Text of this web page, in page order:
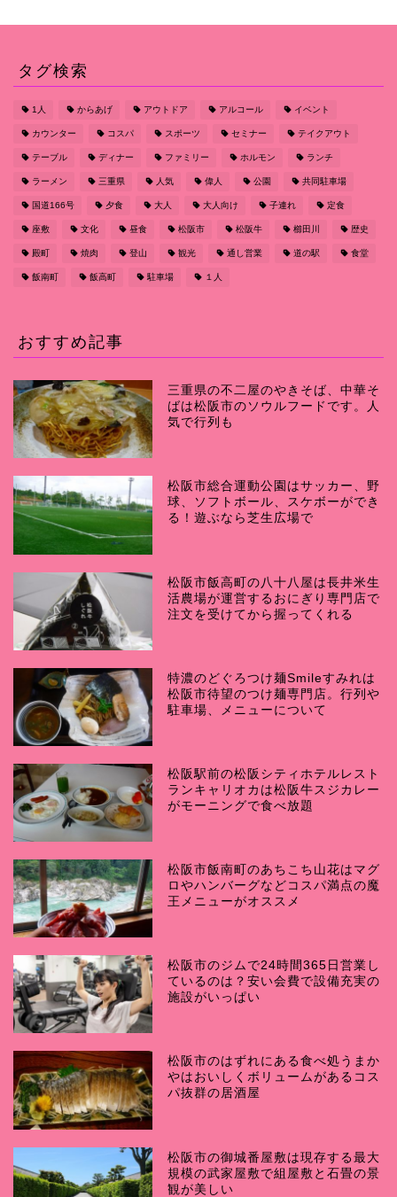
タグ検索
1人 からあげ アウトドア アルコール イベント
カウンター コスパ スポーツ セミナー テイクアウト
テーブル ディナー ファミリー ホルモン ランチ
ラーメン 三重県 人気 偉人 公園 共同駐車場
国道166号 夕食 大人 大人向け 子連れ 定食
座敷 文化 昼食 松阪市 松阪牛 櫛田川 歴史
殿町 焼肉 登山 観光 通し営業 道の駅 食堂
飯南町 飯高町 駐車場 １人
おすすめ記事
三重県の不二屋のやきそば、中華そ
ばは松阪市のソウルフードです。人
気で行列も
松阪市総合運動公園はサッカー、野
球、ソフトボール、スケボーができ
る！遊ぶなら芝生広場で
松阪市飯高町の八十八屋は長井米生
活農場が運営するおにぎり専門店で
注文を受けてから握ってくれる
特濃のどぐろつけ麺Smileすみれは
松阪市待望のつけ麺専門店。行列や
駐車場、メニューについて
松阪駅前の松阪シティホテルレスト
ランキャリオカは松阪牛スジカレー
がモーニングで食べ放題
松阪市飯南町のあちこち山花はマグ
ロやハンバーグなどコスパ満点の魔
王メニューがオススメ
松阪市のジムで24時間365日営業し
ているのは？安い会費で設備充実の
施設がいっぱい
松阪市のはずれにある食べ処うまか
やはおいしくボリュームがあるコス
パ抜群の居酒屋
松阪市の御城番屋敷は現存する最大
規模の武家屋敷で組屋敷と石畳の景
観が美しい